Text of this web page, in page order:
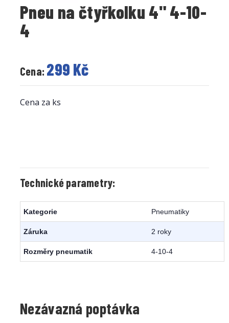
Pneu na čtyřkolku 4" 4-10-
4
Cena: 299 Kč
Cena za ks
Technické parametry:
Kategorie Pneumatiky
Záruka 2 roky
Rozměry pneumatik 4-10-4
Nezávazná poptávka